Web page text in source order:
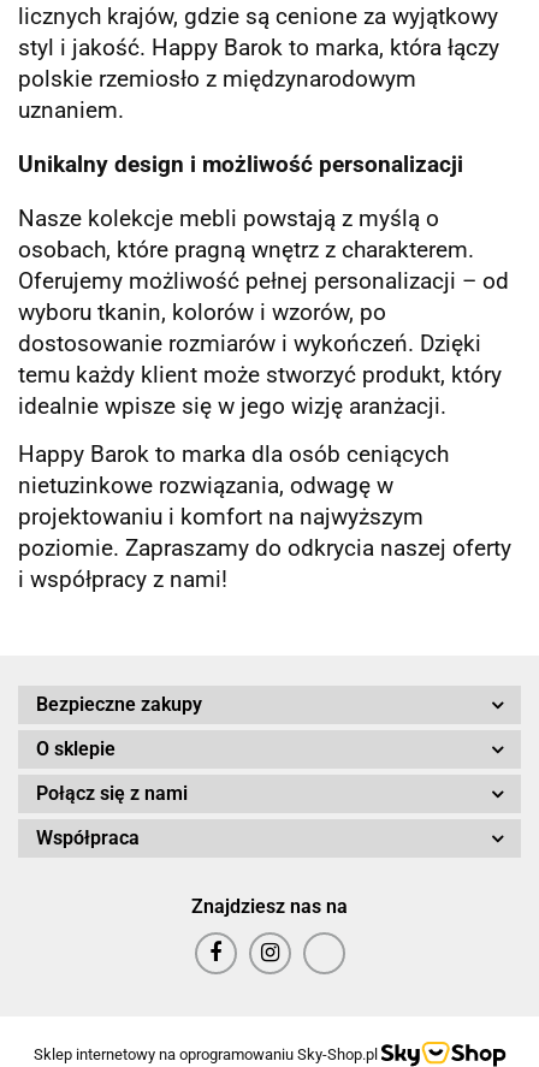
licznych krajów, gdzie są cenione za wyjątkowy
styl i jakość. Happy Barok to marka, która łączy
polskie rzemiosło z międzynarodowym
uznaniem.
Unikalny design i możliwość personalizacji
Nasze kolekcje mebli powstają z myślą o
osobach, które pragną wnętrz z charakterem.
Oferujemy możliwość pełnej personalizacji – od
wyboru tkanin, kolorów i wzorów, po
dostosowanie rozmiarów i wykończeń. Dzięki
temu każdy klient może stworzyć produkt, który
idealnie wpisze się w jego wizję aranżacji.
Happy Barok to marka dla osób ceniących
nietuzinkowe rozwiązania, odwagę w
projektowaniu i komfort na najwyższym
poziomie. Zapraszamy do odkrycia naszej oferty
i współpracy z nami!
Bezpieczne zakupy
O sklepie
Połącz się z nami
Współpraca
Znajdziesz nas na
Sklep internetowy na oprogramowaniu Sky-Shop.pl